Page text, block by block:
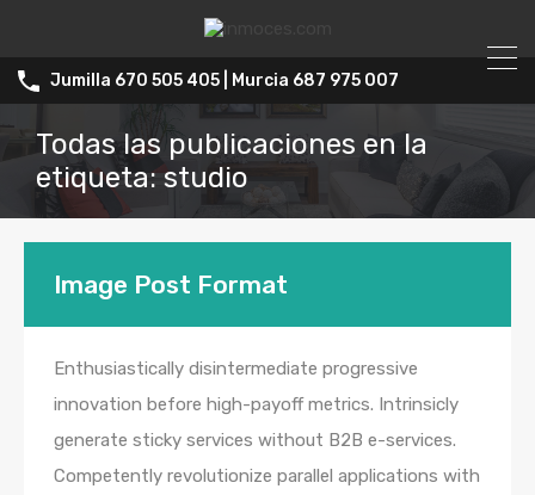
Jumilla 670 505 405 | Murcia 687 975 007
Todas las publicaciones en la
etiqueta: studio
Image Post Format
Enthusiastically disintermediate progressive
innovation before high-payoff metrics. Intrinsicly
generate sticky services without B2B e-services.
Competently revolutionize parallel applications with